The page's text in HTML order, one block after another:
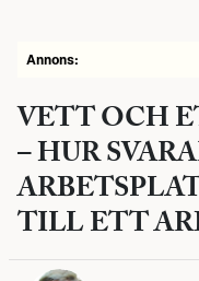
Annons:
VETT OCH
– HUR
TILL ETT